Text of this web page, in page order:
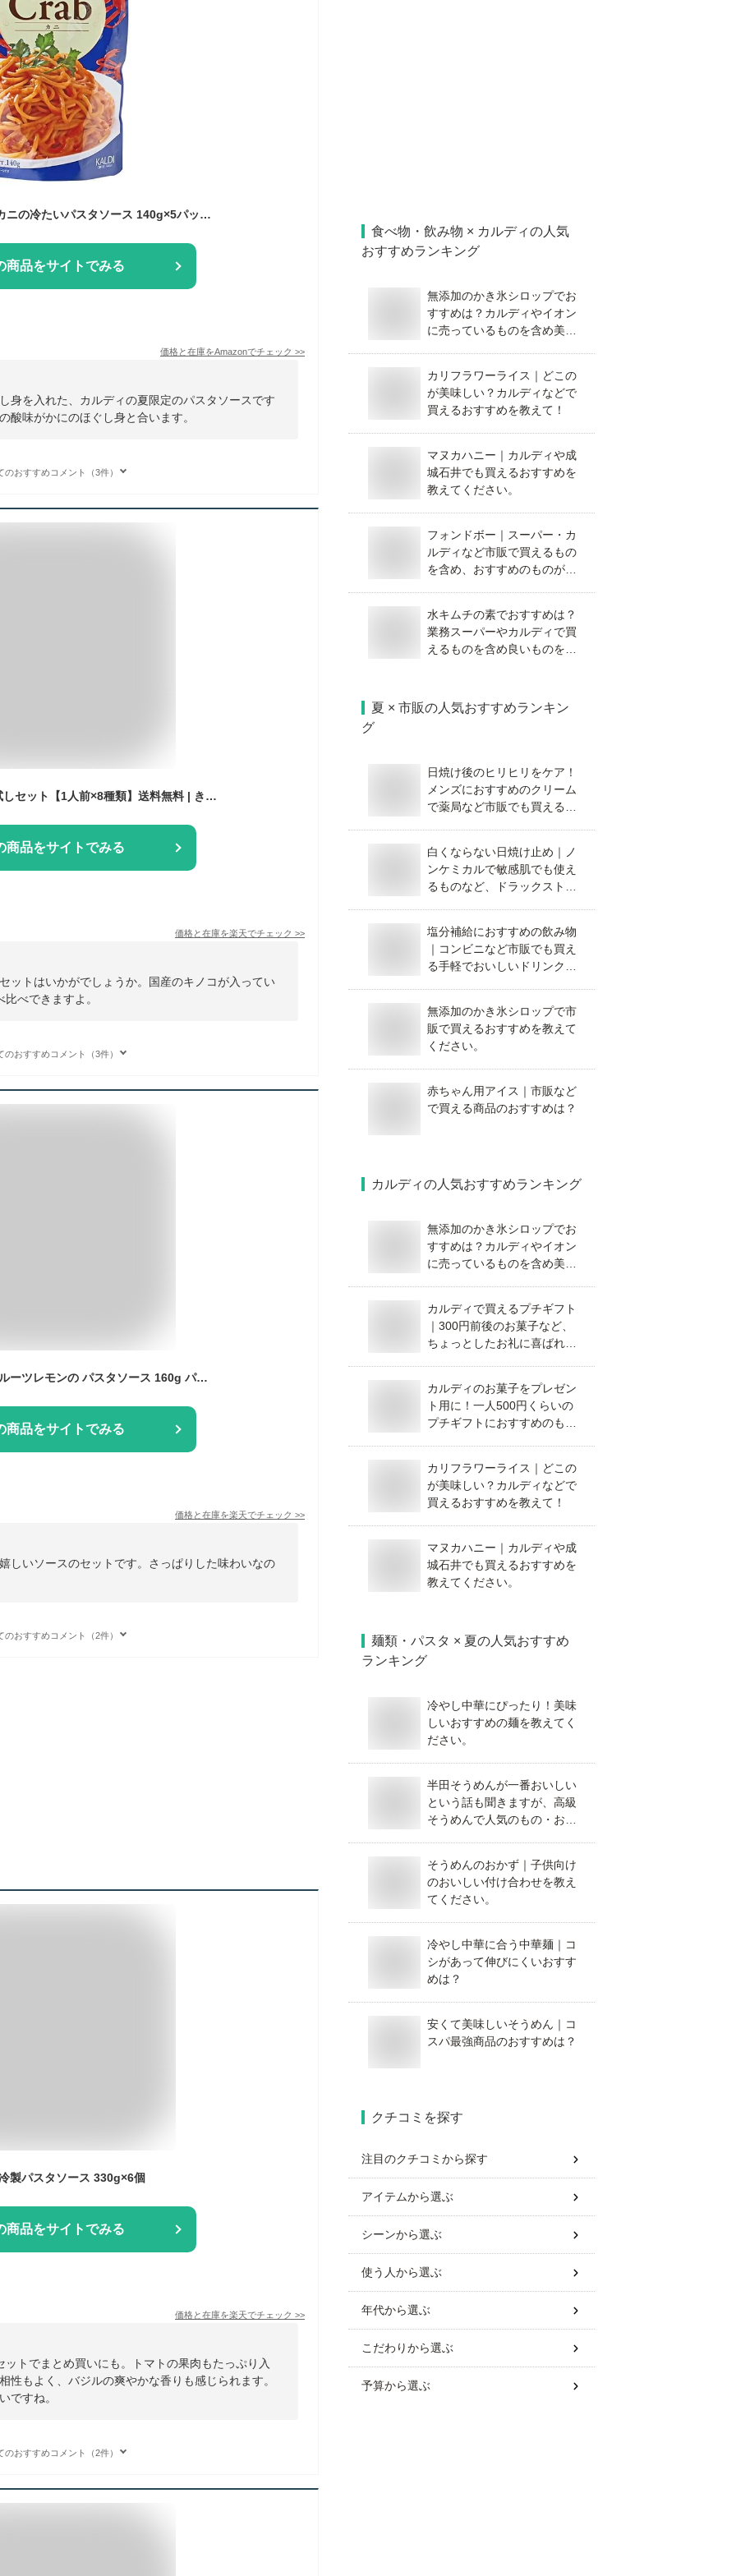
カルディオリジナル カニの冷たいパスタソース 140g×5パック 冷製 トマトクリーム 夏季限定
商品をサイトでみる
価格と在庫をAmazonでチェック >>
身を入れた、カルディの夏限定のパスタソースです
酸味がかにのほぐし身と合います。
のおすすめコメント（3件）
森のパスタソースお試しセット【1人前×8種類】送料無料 | きのこ屋特製パスタソース きのこスパゲティ きのこパスタ レトルト 国産きのこ ギフト お歳暮 贈り物 スパゲティ スパゲティー パスタソース きのこ 1人前 パスタ ソース キノコ セット
商品をサイトでみる
価格と在庫を楽天でチェック >>
ットはいかがでしょうか。国産のキノコが入ってい
べできますよ。
のおすすめコメント（3件）
にしきや 冷製 八丈フルーツレモンの パスタソース 160g パスタ ソース 夏季限定 NISHIKIYA KITCHEN 高級 レトルト プレゼント にしき食品
商品をサイトでみる
価格と在庫を楽天でチェック >>
しいソースのセットです。さっぱりした味わいなの
のおすすめコメント（2件）
製パスタソース 330g×6個
商品をサイトでみる
価格と在庫を楽天でチェック >>
トでまとめ買いにも。トマトの果肉もたっぷり入
性もよく、バジルの爽やかな香りも感じられます。
ですね。
のおすすめコメント（2件）
食べ物・飲み物 × カルディの人気
おすすめランキング
無添加のかき氷シロップでお
すすめは？カルディやイオン
に売っているものを含め美味
カリフラワーライス｜どこの
が美味しい？カルディなどで
買えるおすすめを教えて！
マヌカハニー｜カルディや成
城石井でも買えるおすすめを
教えてください。
フォンドボー｜スーパー・カ
ルディなど市販で買えるもの
を含め、おすすめのものがあ
水キムチの素でおすすめは？
業務スーパーやカルディで買
えるものを含め良いものを教
夏 × 市販の人気おすすめランキン
グ
日焼け後のヒリヒリをケア！
メンズにおすすめのクリーム
で薬局など市販でも買えるも
白くならない日焼け止め｜ノ
ンケミカルで敏感肌でも使え
るものなど、ドラックストア
塩分補給におすすめの飲み物
｜コンビニなど市販でも買え
る手軽でおいしいドリンクを
無添加のかき氷シロップで市
販で買えるおすすめを教えて
ください。
赤ちゃん用アイス｜市販など
で買える商品のおすすめは？
カルディの人気おすすめランキング
無添加のかき氷シロップでお
すすめは？カルディやイオン
に売っているものを含め美味
カルディで買えるプチギフト
｜300円前後のお菓子など、
ちょっとしたお礼に喜ばれる
カルディのお菓子をプレゼン
ト用に！一人500円くらいの
プチギフトにおすすめのもの
カリフラワーライス｜どこの
が美味しい？カルディなどで
買えるおすすめを教えて！
マヌカハニー｜カルディや成
城石井でも買えるおすすめを
教えてください。
麺類・パスタ × 夏の人気おすすめ
ランキング
冷やし中華にぴったり！美味
しいおすすめの麺を教えてく
ださい。
半田そうめんが一番おいしい
という話も聞きますが、高級
そうめんで人気のもの・おす
そうめんのおかず｜子供向け
のおいしい付け合わせを教え
てください。
冷やし中華に合う中華麺｜コ
シがあって伸びにくいおすす
めは？
安くて美味しいそうめん｜コ
スパ最強商品のおすすめは？
クチコミを探す
注目のクチコミから探す
アイテムから選ぶ
シーンから選ぶ
使う人から選ぶ
年代から選ぶ
こだわりから選ぶ
予算から選ぶ